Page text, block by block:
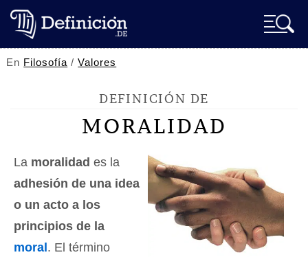
En Filosofía /Valores
DEFINICIÓN DE
MORALIDAD
La moralidad es la
adhesión de una idea
o un acto a los
principios de la
moral . El término